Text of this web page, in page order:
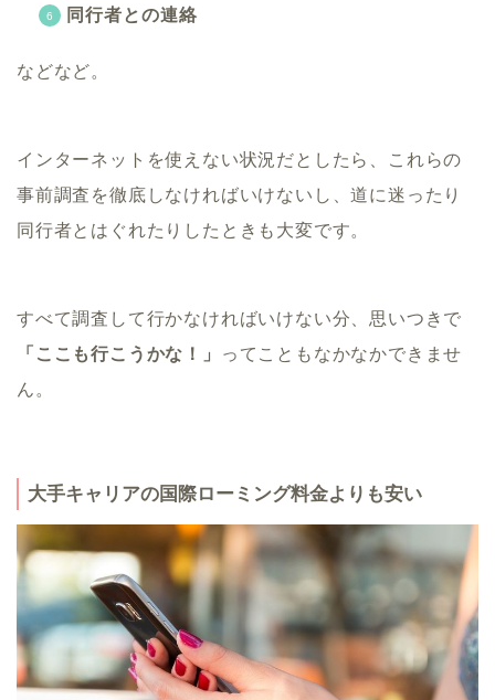
同行者との連絡
などなど。
インターネットを使えない状況だとしたら、これらの
事前調査を徹底しなければいけないし、道に迷ったり
同行者とはぐれたりしたときも大変です。
すべて調査して行かなければいけない分、思いつきで
「ここも行こうかな！」
ってこともなかなかできませ
ん。
大手キャリアの国際ローミング料金よりも安い